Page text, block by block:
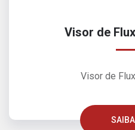
Visor de
Visor de